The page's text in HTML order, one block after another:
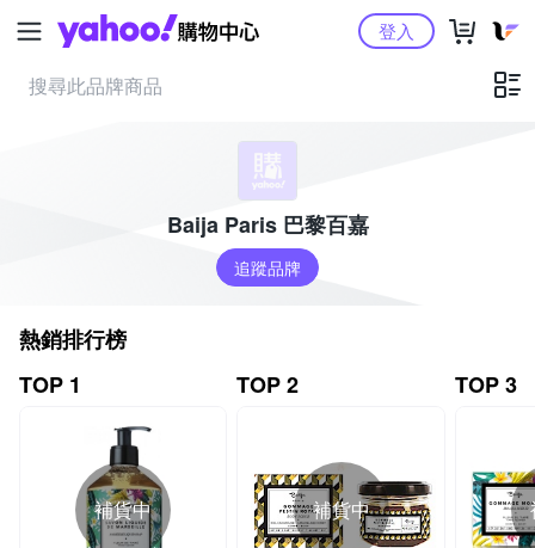
Yahoo購物中心登入
Baija Paris 巴黎百嘉
追蹤品牌
熱銷排行榜
TOP 1
補貨中
TOP 2
補貨中
TOP 3